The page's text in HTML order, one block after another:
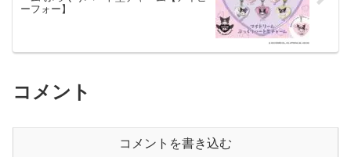
ーフォー】
コメント
コメントを書き込む